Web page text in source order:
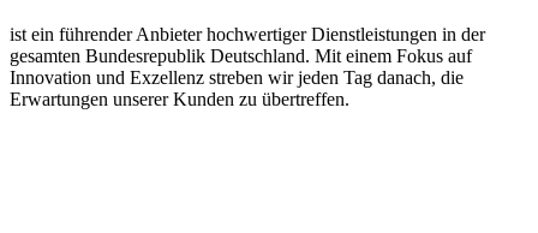
ist ein führender Anbieter hochwertiger Dienstleistungen in der
gesamten Bundesrepublik Deutschland. Mit einem Fokus auf
Innovation und Exzellenz streben wir jeden Tag danach, die
Erwartungen unserer Kunden zu übertreffen.